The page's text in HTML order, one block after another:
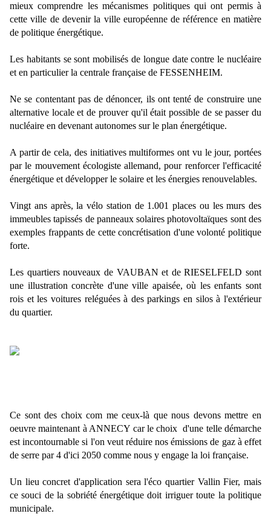
mieux comprendre les mécanismes politiques qui ont permis à
cette ville de devenir la ville européenne de référence en matière
de politique énergétique.
Les habitants se sont mobilisés de longue date contre le nucléaire
et en particulier la centrale française de FESSENHEIM.
Ne se contentant pas de dénoncer, ils ont tenté de construire une
alternative locale et de prouver qu'il était possible de se passer du
nucléaire en devenant autonomes sur le plan énergétique.
A partir de cela, des initiatives multiformes ont vu le jour, portées
par le mouvement écologiste allemand, pour renforcer l'efficacité
énergétique et développer le solaire et les énergies renouvelables.
Vingt ans après, la vélo station de 1.001 places ou les murs des
immeubles tapissés de panneaux solaires photovoltaïques sont des
exemples frappants de cette concrétisation d'une volonté politique
forte.
Les quartiers nouveaux de VAUBAN et de RIESELFELD sont
une illustration concrète d'une ville apaisée, où les enfants sont
rois et les voitures reléguées à des parkings en silos à l'extérieur
du quartier.
Ce sont des choix com me ceux-là que nous devons mettre en
oeuvre maintenant à ANNECY car le choix d'une telle démarche
est incontournable si l'on veut réduire nos émissions de gaz à effet
de serre par 4 d'ici 2050 comme nous y engage la loi française.
Un lieu concret d'application sera l'éco quartier Vallin Fier, mais
ce souci de la sobriété énergétique doit irriguer toute la politique
municipale.